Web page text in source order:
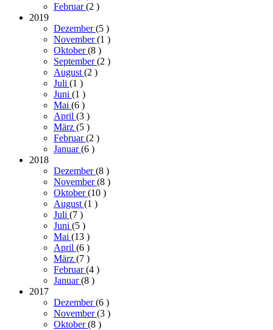
Februar(2 )
2019
Dezember(5 )
November(1 )
Oktober(8 )
September(2 )
August (2 )
Juli (1 )
Juni (1 )
Mai (6 )
April (3 )
März (5 )
Februar(2 )
Januar(6 )
2018
Dezember(8 )
November(8 )
Oktober(10 )
August (1 )
Juli (7 )
Juni (5 )
Mai (13 )
April (6 )
März (7 )
Februar(4 )
Januar(8 )
2017
Dezember(6 )
November(3 )
Oktober(8 )